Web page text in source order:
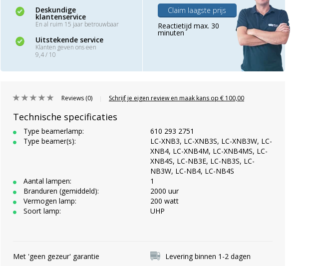
Deskundige
klantenservice
En al ruim 15 jaar betrouwbaar
Uitstekende service
Klanten geven ons een
9,4 / 10
Claim laagste prijs
Reactietijd max. 30
minuten
Reviews (0) Schrijf je eigen review en maak kans op € 100,00
Technische specificaties
Type beamerlamp:
610 293 2751
Type beamer(s):
LC-XNB3, LC-XNB3S, LC-XNB3W, LC-
XNB4, LC-XNB4M, LC-XNB4MS, LC-
XNB4S, LC-NB3E, LC-NB3S, LC-
NB3W, LC-NB4, LC-NB4S
Aantal lampen:
1
Branduren (gemiddeld):
2000 uur
Vermogen lamp:
200 watt
Soort lamp:
UHP
Met 'geen gezeur' garantie
Levering binnen 1-2 dagen